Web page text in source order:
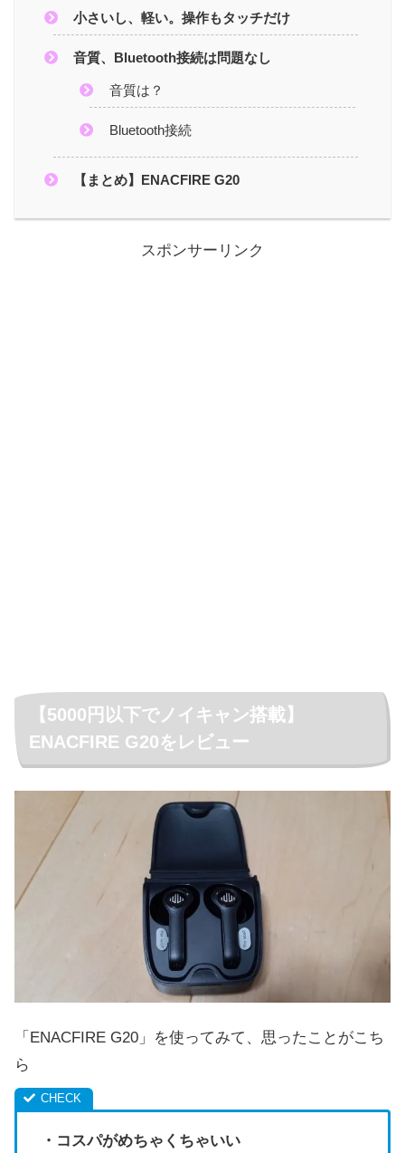
小さいし、軽い。操作もタッチだけ
音質、Bluetooth接続は問題なし
音質は？
Bluetooth接続
【まとめ】ENACFIRE G20
スポンサーリンク
【5000円以下でノイキャン搭載】
ENACFIRE G20をレビュー
「ENACFIRE G20」を使ってみて、思ったことがこち
ら
・コスパがめちゃくちゃいい